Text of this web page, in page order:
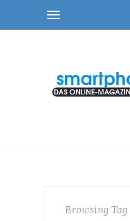
Browsing Tag